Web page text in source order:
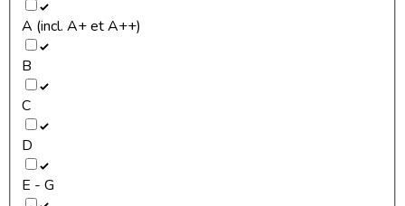
A (incl. A+ et A++)
B
C
D
E - G